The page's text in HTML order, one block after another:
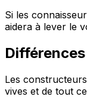
Si les
aidera à lever le
Les
vives et de tout